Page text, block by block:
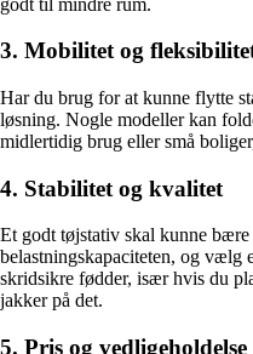
3. Mobilitet og
Har du brug for at kunne flytte
løsning. Nogle modeller kan
midlertidig brug eller små
4. Stabilitet og kvalitet
Et godt tøjstativ skal kunne
belastningskapaciteten, og vælg
skridsikre fødder, især hvis du
jakker på det.
5. Pris og vedligeholdelse